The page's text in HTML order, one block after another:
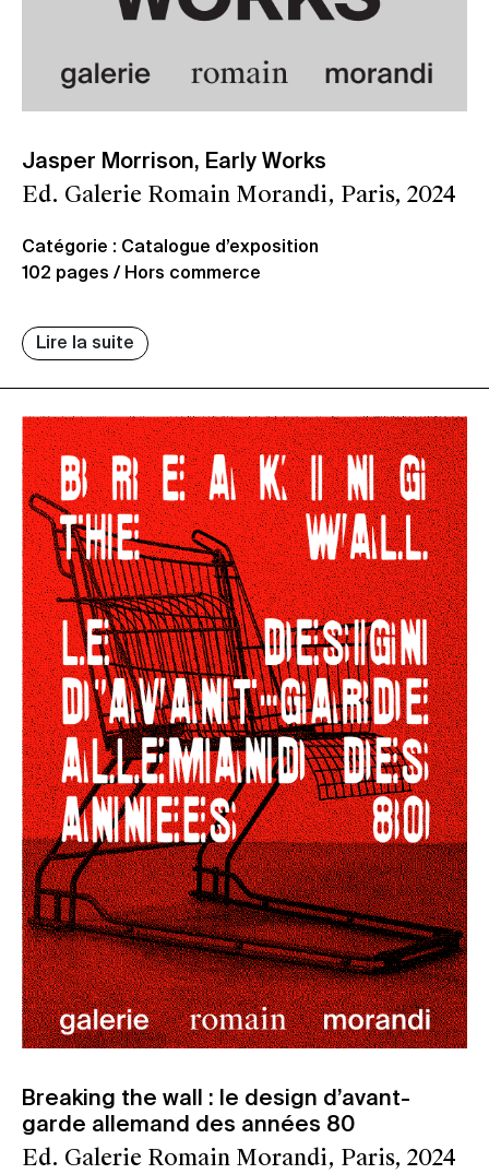
Jasper Morrison, Early Works
Ed. Galerie Romain Morandi, Paris, 2024
Catégorie : Catalogue d’exposition
102 pages / Hors commerce
Lire la suite
Breaking the wall : le design d’avant-
garde allemand des années 80
Ed. Galerie Romain Morandi, Paris, 2024